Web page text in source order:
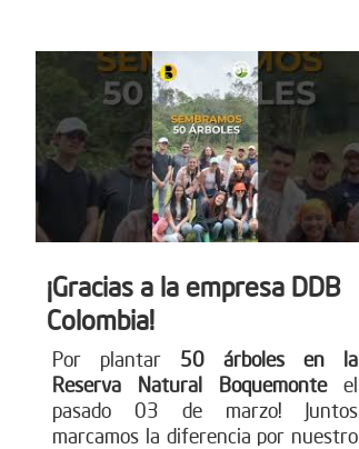
¡Gracias a la empresa DDB
Colombia!
Por plantar 50 árboles en la
Reserva Natural Boquemonteel
pasado 03 de marzo! Juntos
marcamos la diferencia por nuestro